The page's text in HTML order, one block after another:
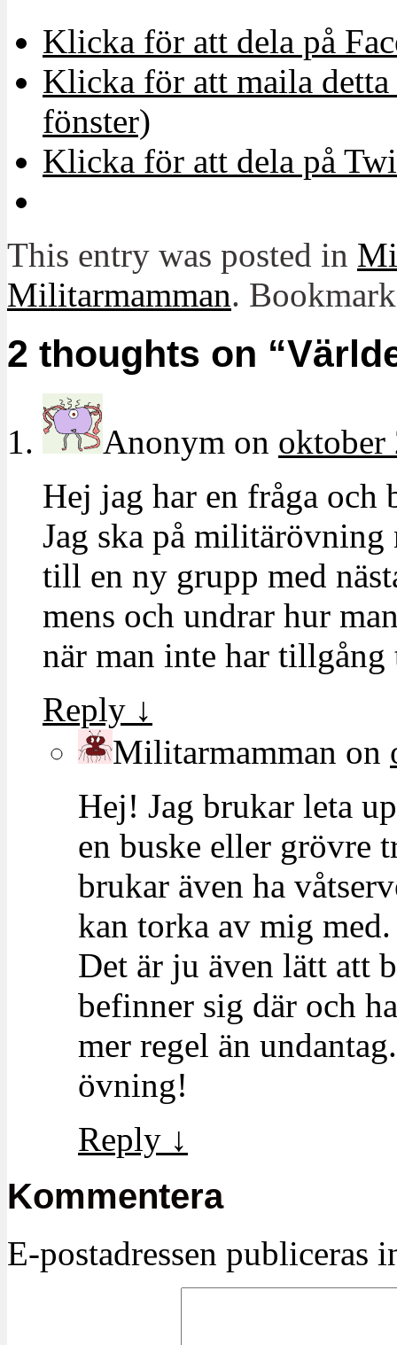
Klicka för att dela på
Klicka för att maila
fönster)
Klicka för att dela på
This entry was posted in
Militarmamman.
2 thoughts on “
Anonym on oktober
Hej jag har en fråga och
Jag ska på
till en ny grupp med
mens och undrar hur
när man inte har
Reply ↓
Militarmamman on
Hej! Jag brukar leta
en buske eller grövre
brukar även ha
kan torka av mig
Det är ju även lätt att
befinner sig där och
mer regel än
övning!
Reply ↓
Kommentera
E-postadressen publiceras